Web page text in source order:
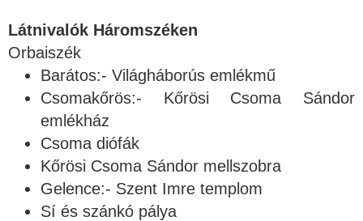
Látnivalók Háromszéken
Orbaiszék
Barátos:- Világháborús emlékmű
Csomakőrös:- Kőrösi Csoma Sándor
emlékház
Csoma diófák
Kőrösi Csoma Sándor mellszobra
Gelence:- Szent Imre templom
Sí és szánkó pálya